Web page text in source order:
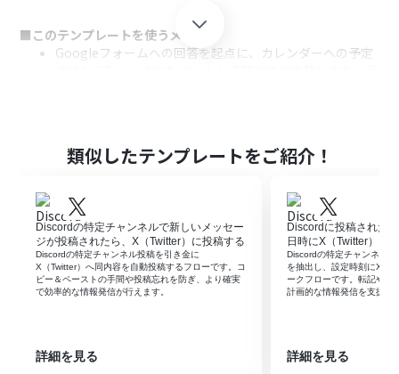
■このテンプレートを使うメリット
Googleフォームへの回答を起点に、カレンダーへの予定
はじめに、Googleフォーム、Googleカレンダー、
DiscordをYoomと連携します
次に、トリガーでGoogleフォームを選択し、「フォーム
に回答が送信されたら」というアクションを設定します
次に、オペレーションでGoogleカレンダーの「予定を作
成」アクションを設定し、フォームの回答内容をもとに予
信」アクションを設定し、作成された予定の情報を指定の
チャンネルに通知します
類似したテンプレートをご紹介！
Discordの特定チャンネルで新しいメッセー
ジが投稿されたら、X（Twitter）に投稿する
Discordの特定チャンネル投稿を引き金に
X（Twitter）へ同内容を自動投稿するフローです。コ
ピー＆ペーストの手間や投稿忘れを防ぎ、より確実
で効率的な情報発信が行えます。
詳細を見る
Discordに投稿された
日時にX（Twitter）に
Discordの特定チャンネル
を抽出し、設定時刻にX（
ークフローです。転記や予
計画的な情報発信を支援し
詳細を見る